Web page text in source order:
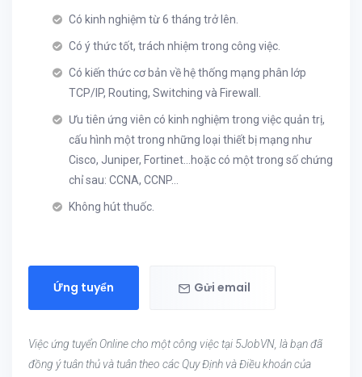
Có kinh nghiệm từ 6 tháng trở lên.
Có ý thức tốt, trách nhiệm trong công việc.
Có kiến thức cơ bản về hệ thống mạng phân lớp
TCP/IP, Routing, Switching và Firewall.
Ưu tiên ứng viên có kinh nghiệm trong việc quản trị,
cấu hình một trong những loại thiết bị mạng như
Cisco, Juniper, Fortinet…hoặc có một trong số chứng
chỉ sau: CCNA, CCNP…
Không hút thuốc.
Ứng tuyển Gửi email
Việc ứng tuyển Online cho một công việc tại 5JobVN, là bạn đã
đồng ý tuân thủ và tuân theo các Quy Định và Điều khoản của